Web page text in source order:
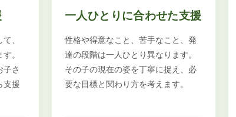
、
。
子さ
支援
一人ひとりに合わせた支援
性格や得意なこと、苦手なこと、発
達の段階は一人ひとり異なります。
その子の現在の姿を丁寧に捉え、必
要な目標と関わり方を考えます。